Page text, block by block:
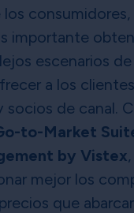
importante
escenarios
a los
socios de canal.
to-Market
by Vistex
mejor los
que